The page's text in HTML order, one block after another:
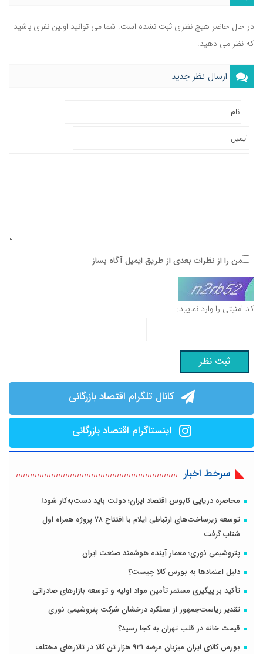
در حال حاضر هیچ نظری ثبت نشده است. شما می توانید اولین نفری باشید
که نظر می دهید.
ارسال نظر جدید
من را از نظرات بعدی از طریق ایمیل آگاه بساز
کد امنیتی را وارد نمایید:
کانال تلگرام اقتصاد بازرگانی
اینستاگرام اقتصاد بازرگانی
سرخط اخبار
محاصره دریایی کابوس اقتصاد ایران؛ دولت باید دست‌به‌کار شود!
توسعه زیرساخت‌های ارتباطی ایلام با افتتاح ۷۸ پروژه همراه اول
شتاب گرفت
پتروشیمی نوری؛ معمار آینده هوشمند صنعت ایران
دلیل اعتمادها به بورس کالا چیست؟
تأکید بر پیگیری مستمر تأمین مواد اولیه و توسعه بازارهای صادراتی
تقدیر ریاست‌جمهور از عملکرد درخشان شرکت پتروشیمی نوری
قیمت خانه در قلب تهران به کجا رسید؟
بورس کالای ایران میزبان عرضه ۹۳۱ هزار تن کالا در تالارهای مختلف